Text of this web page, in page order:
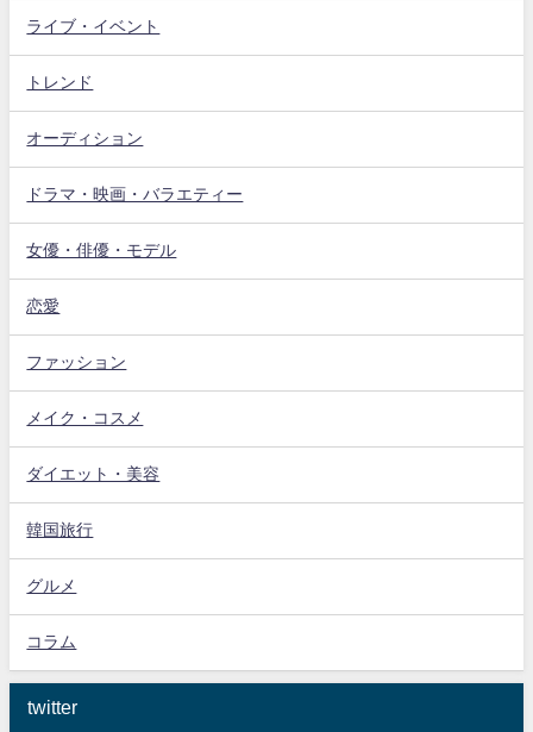
ライブ・イベント
トレンド
オーディション
ドラマ・映画・バラエティー
女優・俳優・モデル
恋愛
ファッション
メイク・コスメ
ダイエット・美容
韓国旅行
グルメ
コラム
twitter